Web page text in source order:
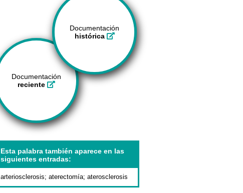
Documentación
histórica
Documentación
reciente
Esta palabra también aparece en las
siguientes entradas:
arteriosclerosis; aterectomía; aterosclerosis